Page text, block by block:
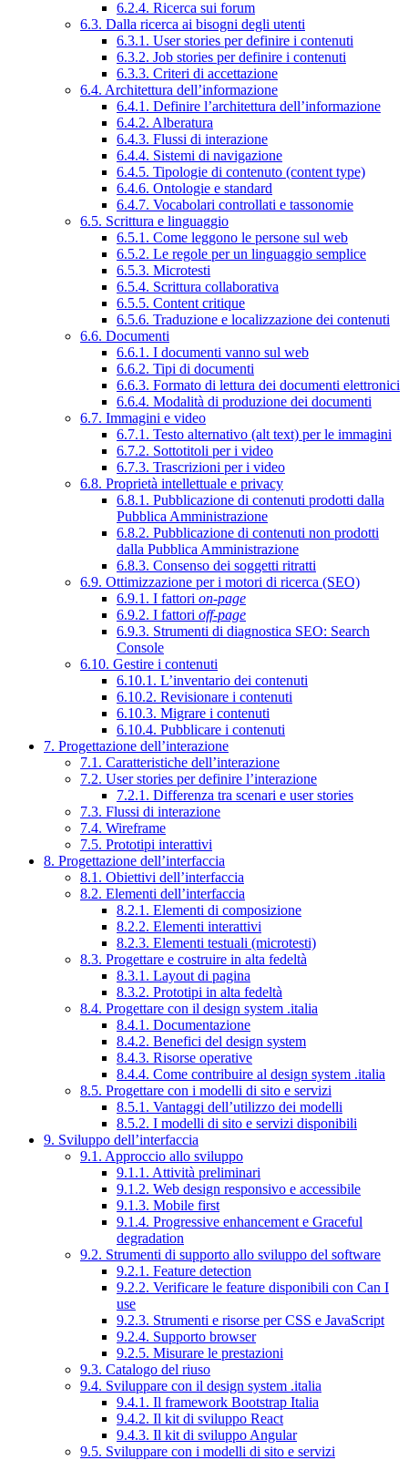
6.2.4. Ricerca sui forum
6.3. Dalla ricerca ai bisogni degli utenti
6.3.1. User stories per definire i contenuti
6.3.2. Job stories per definire i contenuti
6.3.3. Criteri di accettazione
6.4. Architettura dell’informazione
6.4.1. Definire l’architettura dell’informazione
6.4.2. Alberatura
6.4.3. Flussi di interazione
6.4.4. Sistemi di navigazione
6.4.5. Tipologie di contenuto (content type)
6.4.6. Ontologie e standard
6.4.7. Vocabolari controllati e tassonomie
6.5. Scrittura e linguaggio
6.5.1. Come leggono le persone sul web
6.5.2. Le regole per un linguaggio semplice
6.5.3. Microtesti
6.5.4. Scrittura collaborativa
6.5.5. Content critique
6.5.6. Traduzione e localizzazione dei contenuti
6.6. Documenti
6.6.1. I documenti vanno sul web
6.6.2. Tipi di documenti
6.6.3. Formato di lettura dei documenti elettronici
6.6.4. Modalità di produzione dei documenti
6.7. Immagini e video
6.7.1. Testo alternativo (alt text) per le immagini
6.7.2. Sottotitoli per i video
6.7.3. Trascrizioni per i video
6.8. Proprietà intellettuale e privacy
6.8.1. Pubblicazione di contenuti prodotti dalla
Pubblica Amministrazione
6.8.2. Pubblicazione di contenuti non prodotti
dalla Pubblica Amministrazione
6.8.3. Consenso dei soggetti ritratti
6.9. Ottimizzazione per i motori di ricerca (SEO)
6.9.1. I fattori on-page
6.9.2. I fattori off-page
6.9.3. Strumenti di diagnostica SEO: Search
Console
6.10. Gestire i contenuti
6.10.1. L’inventario dei contenuti
6.10.2. Revisionare i contenuti
6.10.3. Migrare i contenuti
6.10.4. Pubblicare i contenuti
7. Progettazione dell’interazione
7.1. Caratteristiche dell’interazione
7.2. User stories per definire l’interazione
7.2.1. Differenza tra scenari e user stories
7.3. Flussi di interazione
7.4. Wireframe
7.5. Prototipi interattivi
8. Progettazione dell’interfaccia
8.1. Obiettivi dell’interfaccia
8.2. Elementi dell’interfaccia
8.2.1. Elementi di composizione
8.2.2. Elementi interattivi
8.2.3. Elementi testuali (microtesti)
8.3. Progettare e costruire in alta fedeltà
8.3.1. Layout di pagina
8.3.2. Prototipi in alta fedeltà
8.4. Progettare con il design system .italia
8.4.1. Documentazione
8.4.2. Benefici del design system
8.4.3. Risorse operative
8.4.4. Come contribuire al design system .italia
8.5. Progettare con i modelli di sito e servizi
8.5.1. Vantaggi dell’utilizzo dei modelli
8.5.2. I modelli di sito e servizi disponibili
9. Sviluppo dell’interfaccia
9.1. Approccio allo sviluppo
9.1.1. Attività preliminari
9.1.2. Web design responsivo e accessibile
9.1.3. Mobile first
9.1.4. Progressive enhancement e Graceful
degradation
9.2. Strumenti di supporto allo sviluppo del software
9.2.1. Feature detection
9.2.2. Verificare le feature disponibili con Can I
use
9.2.3. Strumenti e risorse per CSS e JavaScript
9.2.4. Supporto browser
9.2.5. Misurare le prestazioni
9.3. Catalogo del riuso
9.4. Sviluppare con il design system .italia
9.4.1. Il framework Bootstrap Italia
9.4.2. Il kit di sviluppo React
9.4.3. Il kit di sviluppo Angular
9.5. Sviluppare con i modelli di sito e servizi